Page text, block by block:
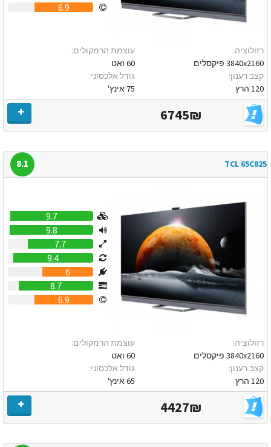
6.9
רזולוציה:
3840x2160 פיקסלים
קצב רענון:
120 הרץ
עוצמת הרמקולים:
60 ואט
גודל אלכסוני:
75 אינץ'
6745₪
TCL 65C825
8.1
9.7
9.8
7.7
9.4
6
8.7
6.9
רזולוציה:
3840x2160 פיקסלים
קצב רענון:
120 הרץ
עוצמת הרמקולים:
60 ואט
גודל אלכסוני:
65 אינץ'
4427₪